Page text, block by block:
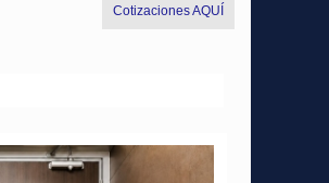
Cotizaciones AQUÍ